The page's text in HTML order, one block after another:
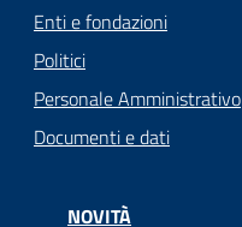
s
m
Tutti
argomenti...
Enti e fondazioni
Politici
Personale Amministrativo
Documenti e dati
NOVITÀ